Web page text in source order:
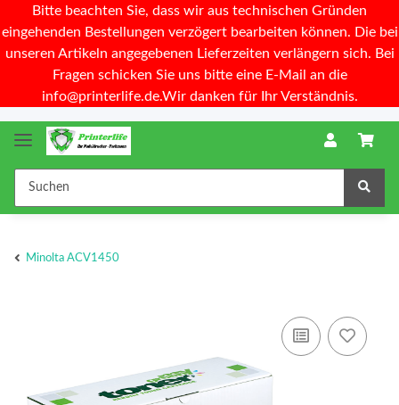
Bitte beachten Sie, dass wir aus technischen Gründen
eingehenden Bestellungen verzögert bearbeiten können. Die bei
unseren Artikeln angegebenen Lieferzeiten verlängern sich. Bei
Fragen schicken Sie uns bitte eine E-Mail an die
info@printerlife.de.Wir danken für Ihr Verständnis.
Minolta ACV1450